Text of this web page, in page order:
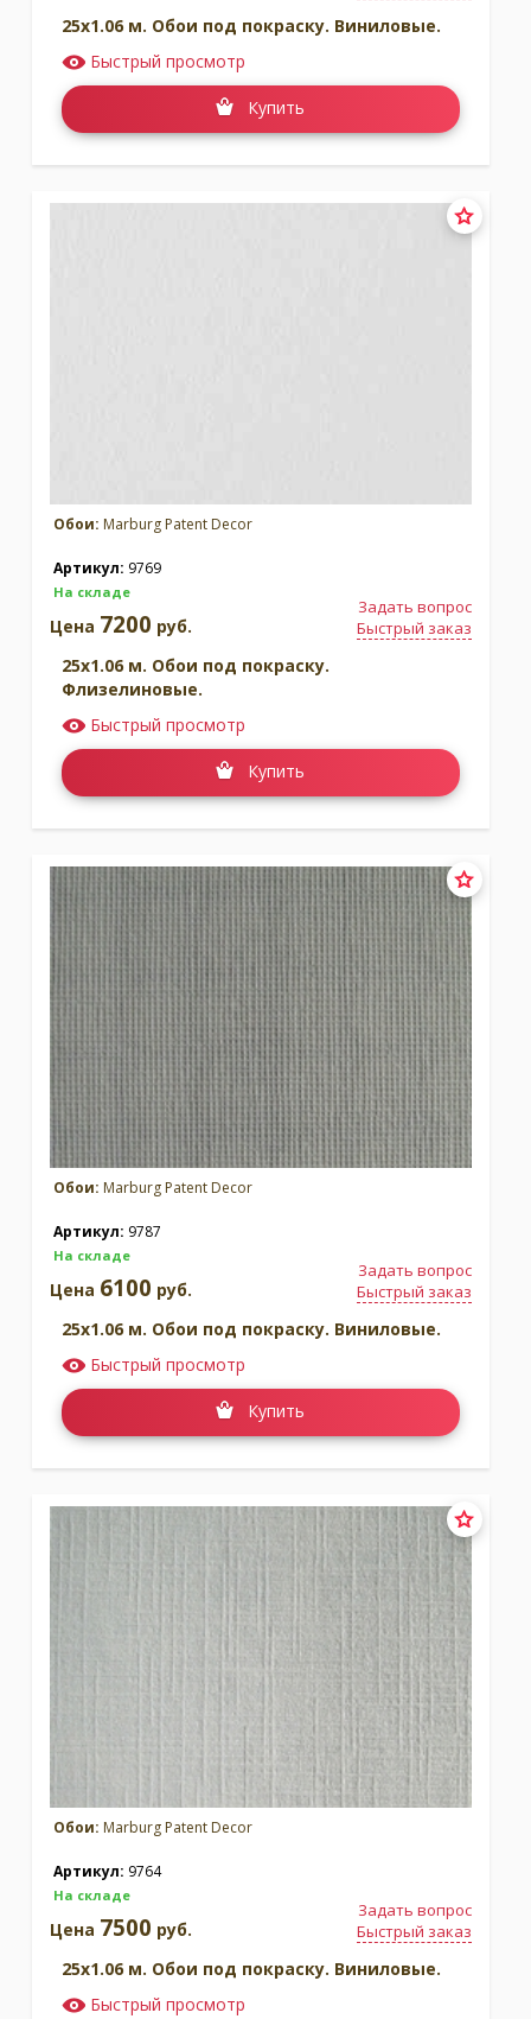
25x1.06 м. Обои под покраску. Виниловые.
Быстрый просмотр
Купить
Обои: Marburg Patent Decor
Артикул: 9769
На складе
Задать вопрос
Быстрый заказ
Цена 7200 руб.
25x1.06 м. Обои под покраску.
Флизелиновые.
Быстрый просмотр
Купить
Обои: Marburg Patent Decor
Артикул: 9787
На складе
Задать вопрос
Быстрый заказ
Цена 6100 руб.
25x1.06 м. Обои под покраску. Виниловые.
Быстрый просмотр
Купить
Обои: Marburg Patent Decor
Артикул: 9764
На складе
Задать вопрос
Быстрый заказ
Цена 7500 руб.
25x1.06 м. Обои под покраску. Виниловые.
Быстрый просмотр